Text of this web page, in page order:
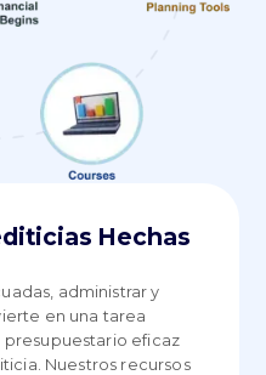
Hechas
administrar y
en una tarea
presupuestario eficaz
Nuestros recursos